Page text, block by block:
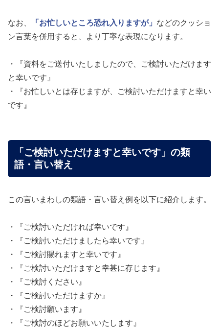
なお、 「お忙しいところ恐れ入りますが」 などのクッショ
ン言葉を併用すると、より丁寧な表現になります。
・『資料をご送付いたしましたので、ご検討いただけます
と幸いです』
・『お忙しいとは存じますが、ご検討いただけますと幸い
です』
「ご検討いただけますと幸いです」の類
語・言い替え
この言いまわしの類語・言い替え例を以下に紹介します。
・『ご検討いただければ幸いです』
・『ご検討いただけましたら幸いです』
・『ご検討賜れますと幸いです』
・『ご検討いただけますと幸甚に存じます』
・『ご検討ください』
・『ご検討いただけますか』
・『ご検討願います』
・『ご検討のほどお願いいたします』